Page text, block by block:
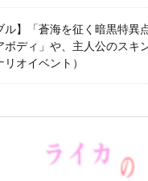
ル】「蒼海を征く暗黒特
ボディ」や、主人公のスキ
リオイベント）